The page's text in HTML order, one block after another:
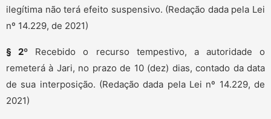
ilegítima não terá efeito suspensivo. (Redação dada pela Lei
nº 14.229, de 2021)
§ 2º Recebido o recurso tempestivo, a autoridade o
remeterá à Jari, no prazo de 10 (dez) dias, contado da data
de sua interposição. (Redação dada pela Lei nº 14.229, de
2021)